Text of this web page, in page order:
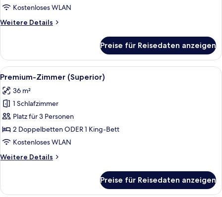
Kostenloses WLAN
Weitere Details
Weitere
2 Schlafzimmer
Preise für Reisedaten anzeigen
Alle
Fotos
für
Premium-
Zimmer
(Superior)
anzeigen
Ein Hotelzimmer mit Sofa, Bett,
13
Premium-Zimmer (Superior)
36 m²
1 Schlafzimmer
Platz für 3 Personen
2 Doppelbetten ODER 1 King-Bett
Kostenloses WLAN
Weitere Details
Weitere
Zimmer
Preise für Reisedaten anzeigen